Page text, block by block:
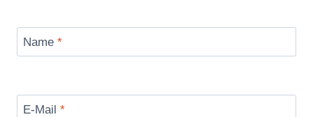
Name *
E-Mail *